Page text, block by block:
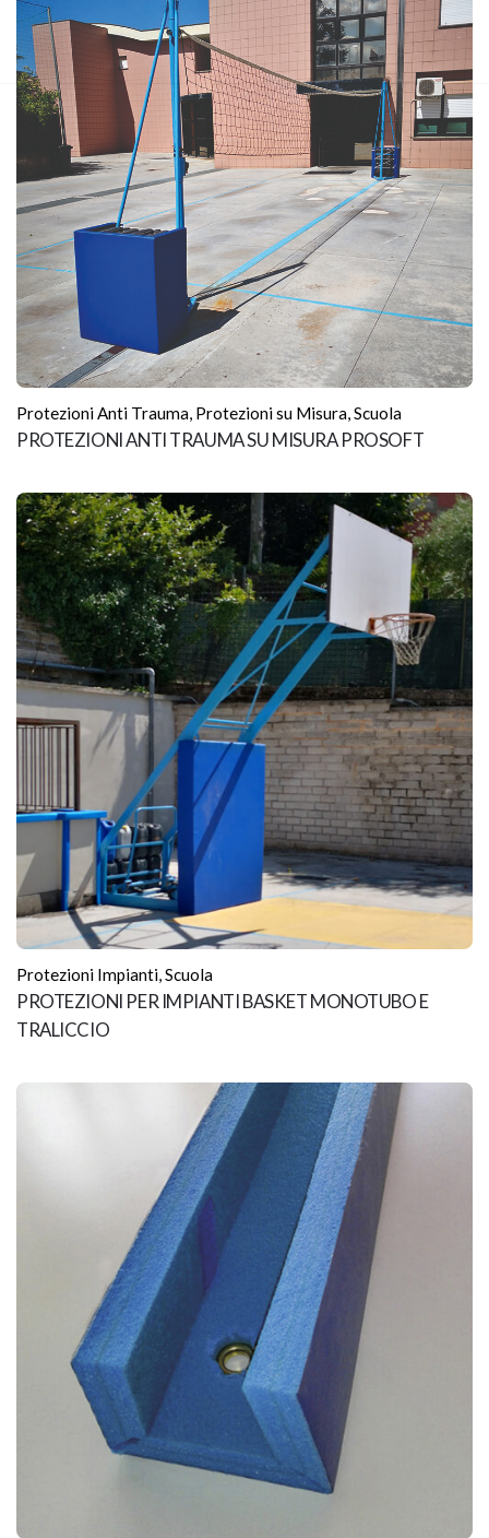
Protezioni Anti Trauma, Protezioni su Misura,Scuola
PROTEZIONI ANTI TRAUMA SU MISURA PROSOFT
Protezioni Impianti,Scuola
PROTEZIONI PER IMPIANTI BASKET MONOTUBO E
TRALICCIO